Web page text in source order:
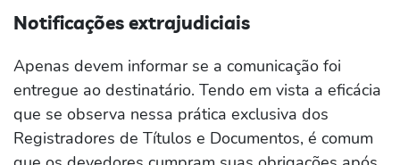
Notificações extrajudiciais
Apenas devem informar se a comunicação foi
entregue ao destinatário. Tendo em vista a eficácia
que se observa nessa prática exclusiva dos
Registradores de Títulos e Documentos, é comum